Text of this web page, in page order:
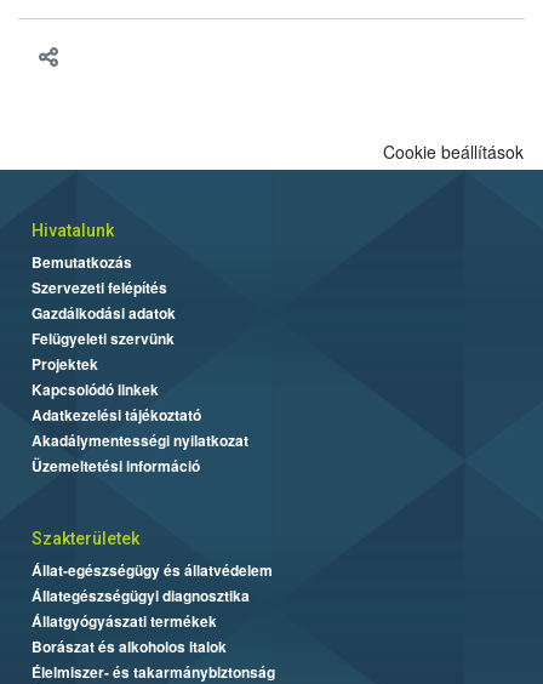
Cookie beállítások
Hivatalunk
Bemutatkozás
Szervezeti felépítés
Gazdálkodási adatok
Felügyeleti szervünk
Projektek
Kapcsolódó linkek
Adatkezelési tájékoztató
Akadálymentességi nyilatkozat
Üzemeltetési információ
Szakterületek
Állat-egészségügy és állatvédelem
Állategészségügyi diagnosztika
Állatgyógyászati termékek
Borászat és alkoholos italok
Élelmiszer- és takarmánybiztonság